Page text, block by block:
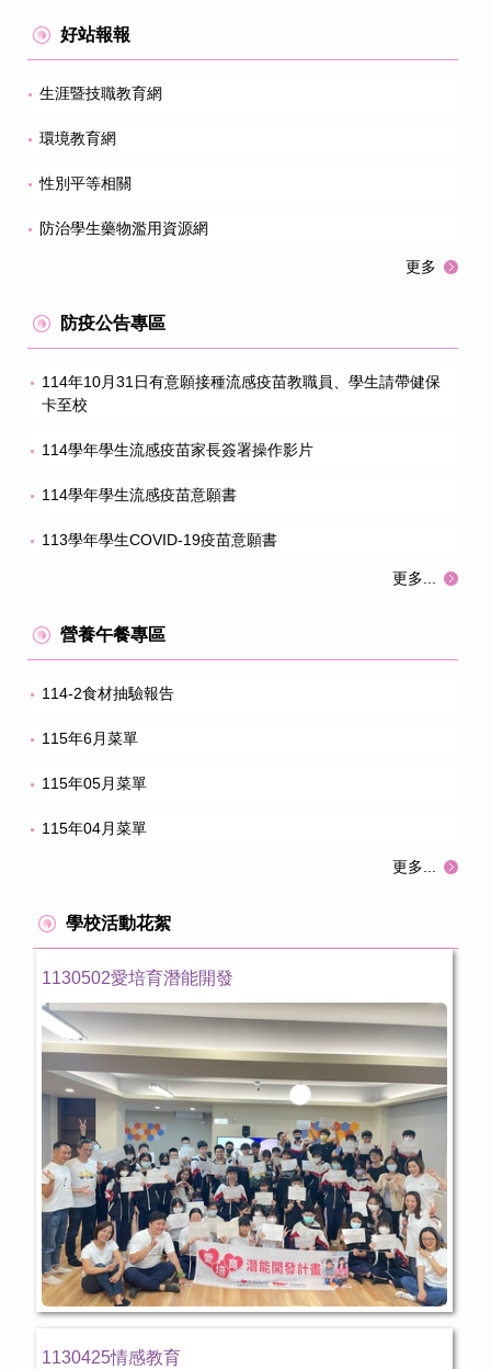
好站報報
生涯暨技職教育網
環境教育網
性別平等相關
防治學生藥物濫用資源網
更多
防疫公告專區
114年10月31日有意願接種流感疫苗教職員、學生請帶健保
卡至校
114學年學生流感疫苗家長簽署操作影片
114學年學生流感疫苗意願書
113學年學生COVID-19疫苗意願書
更多...
營養午餐專區
114-2食材抽驗報告
115年6月菜單
115年05月菜單
115年04月菜單
更多...
學校活動花絮
1130502愛培育潛能開發
1130425情感教育